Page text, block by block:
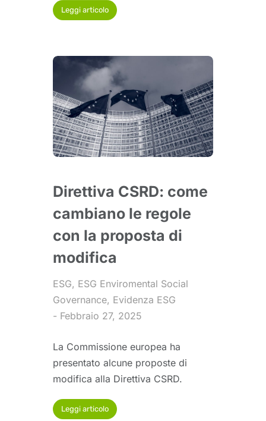
Leggi articolo
Direttiva CSRD: come
cambiano le regole
con la proposta di
modifica
ESG, ESG Enviromental Social
Governance, Evidenza ESG
Febbraio 27, 2025
La Commissione europea ha
presentato alcune proposte di
modifica alla Direttiva CSRD.
Leggi articolo